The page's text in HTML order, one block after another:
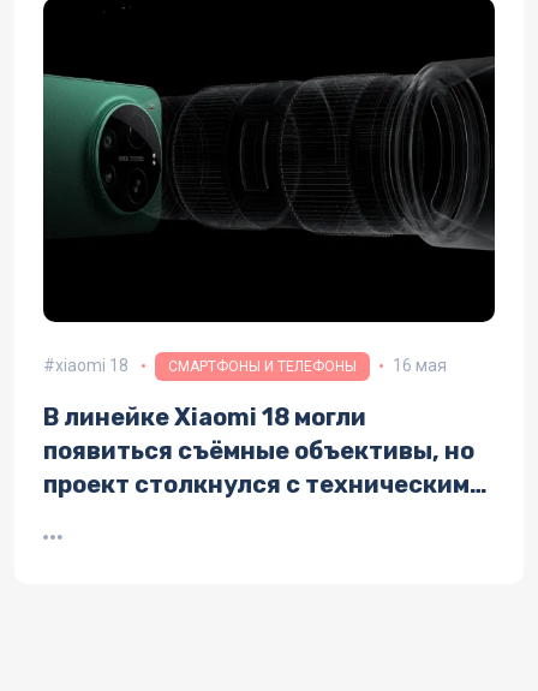
xiaomi 18 СМАРТФОНЫ И ТЕЛЕФОНЫ 16 мая
В линейке Xiaomi 18 могли
появиться съёмные объективы, но
проект столкнулся с техническими